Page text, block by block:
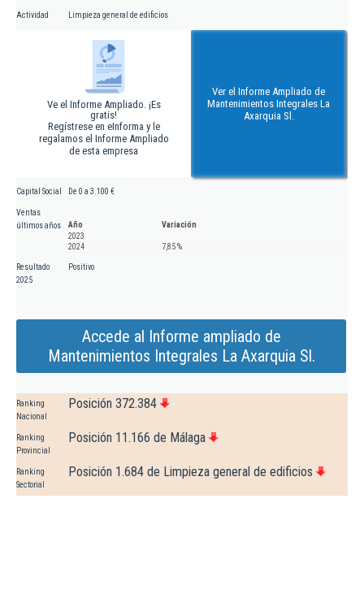
Actividad Limpieza general de edificios
Ve el Informe Ampliado. ¡Es
gratis!
Regístrese en eInforma y le
regalamos el Informe Ampliado
de esta empresa
Ver el Informe Ampliado de
Mantenimientos Integrales La
Axarquia Sl.
Capital Social De 0 a 3.100 €
Ventas
últimos años
Año
Variación
2023
2024
7,85 %
Resultado
2025
Positivo
Accede al Informe ampliado de
Mantenimientos Integrales La Axarquia Sl.
Ranking
Nacional
Posición 372.384
Ranking
Provincial
Posición 11.166 de Málaga
Ranking
Sectorial
Posición 1.684 de Limpieza general de edificios